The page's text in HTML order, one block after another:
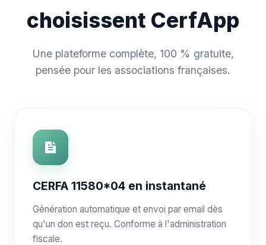
choisissent CerfApp
Une plateforme complète, 100 % gratuite,
pensée pour les associations françaises.
CERFA 11580*04 en instantané
Génération automatique et envoi par email dès
qu'un don est reçu. Conforme à l'administration
fiscale.